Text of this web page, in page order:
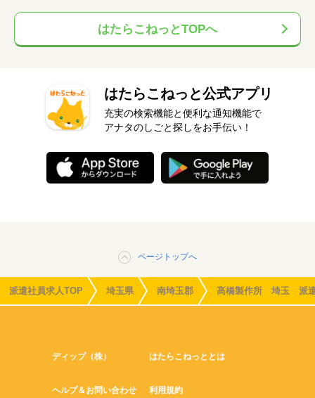
はたらこねっとTOPへ
はたらこねっと公式アプリ
充実の検索機能と便利な通知機能で
アナタのしごと探しをお手伝い！
ページトップへ
派遣社員求人TOP 埼玉県 南埼玉郡 高橋製作所 埼玉 派
ディップ（株） はたらこねっととは
ヘルプ＆お問い合わせ 利用規約